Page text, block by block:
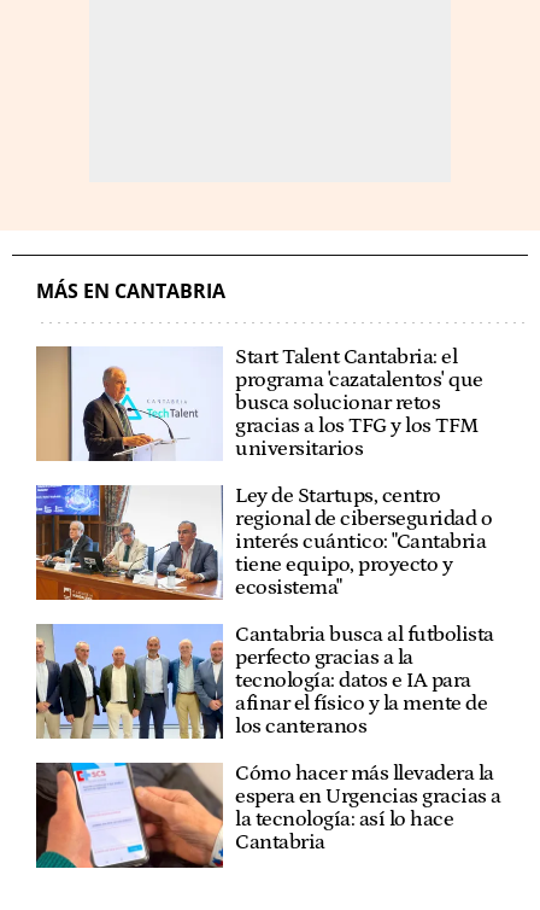
MÁS EN CANTABRIA
Start Talent Cantabria: el
programa 'cazatalentos' que
busca solucionar retos
gracias a los TFG y los TFM
universitarios
Ley de Startups, centro
regional de ciberseguridad o
interés cuántico: "Cantabria
tiene equipo, proyecto y
ecosistema"
Cantabria busca al futbolista
perfecto gracias a la
tecnología: datos e IA para
afinar el físico y la mente de
los canteranos
Cómo hacer más llevadera la
espera en Urgencias gracias a
la tecnología: así lo hace
Cantabria